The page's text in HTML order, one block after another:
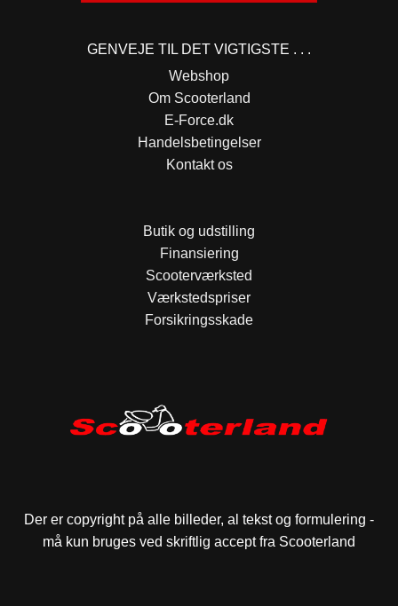
GENVEJE TIL DET VIGTIGSTE . . .
Webshop
Om Scooterland
E-Force.dk
Handelsbetingelser
Kontakt os
Butik og udstilling
Finansiering
Scooterværksted
Værkstedspriser
Forsikringsskade
Der er copyright på alle billeder, al tekst og formulering -
må kun bruges ved skriftlig accept fra Scooterland